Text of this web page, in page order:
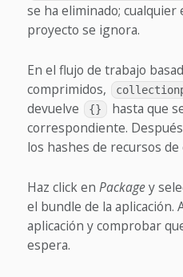
se ha eliminado;
proyecto se ignora.
En el flujo de trabajo
comprimidos,
devuelve {}
hasta que
correspondiente.
los hashes de recursos de
Haz click en Packagey
el bundle de la aplicación.
aplicación y comprobar
espera.